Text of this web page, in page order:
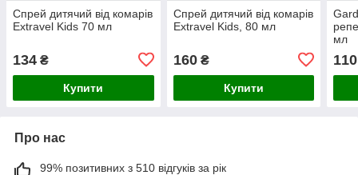
Спрей дитячий від комарів
Extravel Kids 70 мл
134 ₴
Купити
Спрей дитячий від комарів
Extravel Kids, 80 мл
160₴
Купити
мл
110
Про нас
99% позитивних з 510 відгуків за рік